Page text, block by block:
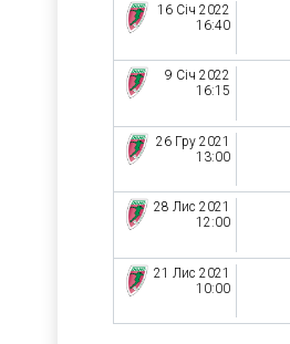
16 Січ 2022
16:40
9 Січ 2022
16:15
26 Гру 2021
13:00
28 Лис 2021
12:00
21 Лис 2021
10:00